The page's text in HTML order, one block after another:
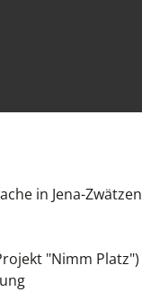
in Jena-Zwätzen
"Nimm Platz")